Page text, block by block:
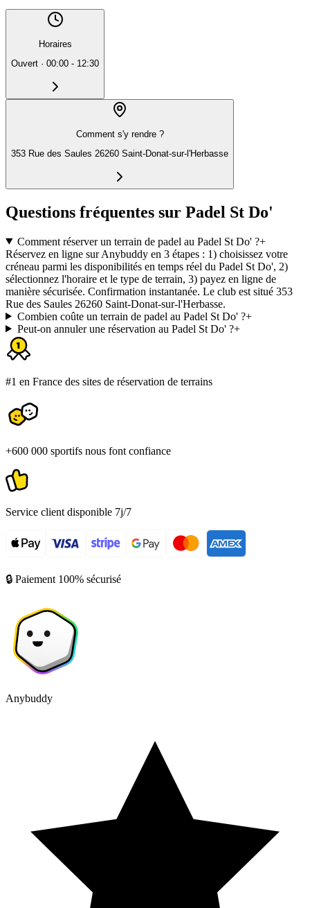
Horaires
Ouvert · 00:00 - 12:30
Comment s'y rendre ?
353 Rue des Saules 26260 Saint-Donat-sur-l'Herbasse
Questions fréquentes sur Padel St Do'
Comment réserver un terrain de padel au Padel St Do' ?+
Réservez en ligne sur Anybuddy en 3 étapes : 1) choisissez votre
créneau parmi les disponibilités en temps réel du Padel St Do', 2)
sélectionnez l'horaire et le type de terrain, 3) payez en ligne de
manière sécurisée. Confirmation instantanée. Le club est situé 353
Rue des Saules 26260 Saint-Donat-sur-l'Herbasse.
Combien coûte un terrain de padel au Padel St Do' ?+
Peut-on annuler une réservation au Padel St Do' ?+
#1 en France des sites de réservation de terrains
+600 000 sportifs nous font confiance
Service client disponible 7j/7
🔒 Paiement 100% sécurisé
Anybuddy